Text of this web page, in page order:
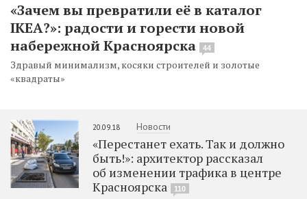
«Зачем вы превратили её в каталог
IKEA?»: радости и горести новой
набережной Красноярска
44
Здравый минимализм, косяки строителей и золотые
«квадраты»
20.09.18 Новости
«Перестанет ехать. Так и должно
быть!»: архитектор рассказал
об изменении трафика в центре
Красноярска
110